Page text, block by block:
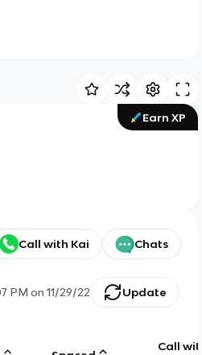
Earn XP
Call with Kai Chats
PM on 11/29/22 Update
Call with